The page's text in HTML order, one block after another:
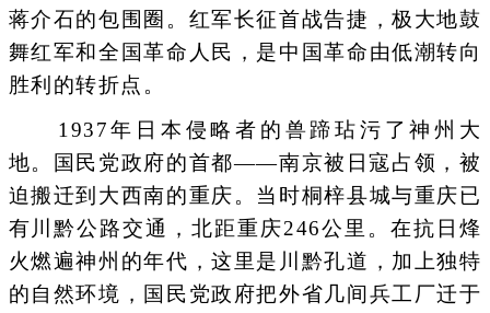
蒋介石的包围圈。红军长征首战告捷，极大地鼓
舞红军和全国革命人民，是中国革命由低潮转向
胜利的转折点。
1937年日本侵略者的兽蹄玷污了神州大
地。国民党政府的首都——南京被日寇占领，被
迫搬迁到大西南的重庆。当时桐梓县城与重庆已
有川黔公路交通，北距重庆246公里。在抗日烽
火燃遍神州的年代，这里是川黔孔道，加上独特
的自然环境，国民党政府把外省几间兵工厂迁于